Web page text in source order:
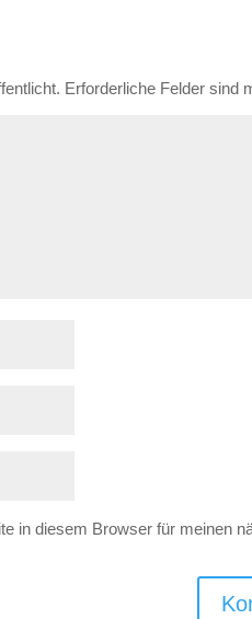
Erforderliche Felder sind
in diesem Browser für meinen